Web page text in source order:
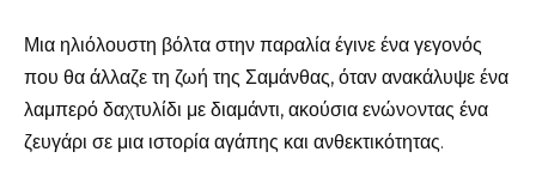
Μια ηλιόλουστη βόλτα στην παραλία έγινε ένα γεγονός
που θα άλλαζε τη ζωή της Σαμάνθας, όταν ανακάλυψε ένα
λαμπερό δαχτυλίδι με διαμάντι, ακούσια ενώνoντας ένα
ζευγάρι σε μια ιστορία αγάπης και ανθεκτικότητας.